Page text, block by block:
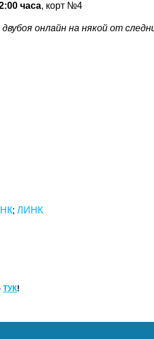
часа, корт №4
онлайн на някой от
; ЛИНК
ТУК!